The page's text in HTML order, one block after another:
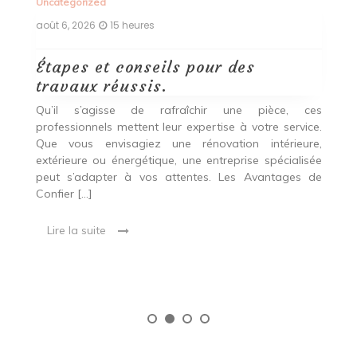
août 6, 2026 15 heures
Étapes et conseils pour des
travaux réussis.
Qu’il s’agisse de rafraîchir une pièce, ces
professionnels mettent leur expertise à votre service.
Que vous envisagiez une rénovation intérieure,
extérieure ou énergétique, une entreprise spécialisée
peut s’adapter à vos attentes. Les Avantages de
Confier […]
Lire la suite